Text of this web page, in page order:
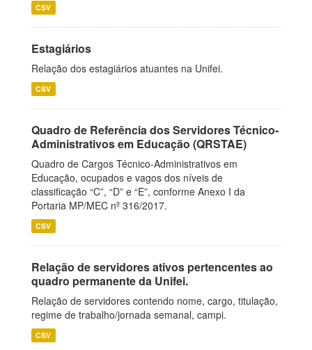
CSV
Estagiários
Relação dos estagiários atuantes na Unifei.
CSV
Quadro de Referência dos Servidores Técnico-
Administrativos em Educação (QRSTAE)
Quadro de Cargos Técnico-Administrativos em
Educação, ocupados e vagos dos níveis de
classificação “C”, “D” e “E”, conforme Anexo I da
Portaria MP/MEC nº 316/2017.
CSV
Relação de servidores ativos pertencentes ao
quadro permanente da Unifei.
Relação de servidores contendo nome, cargo, titulação,
regime de trabalho/jornada semanal, campi.
CSV